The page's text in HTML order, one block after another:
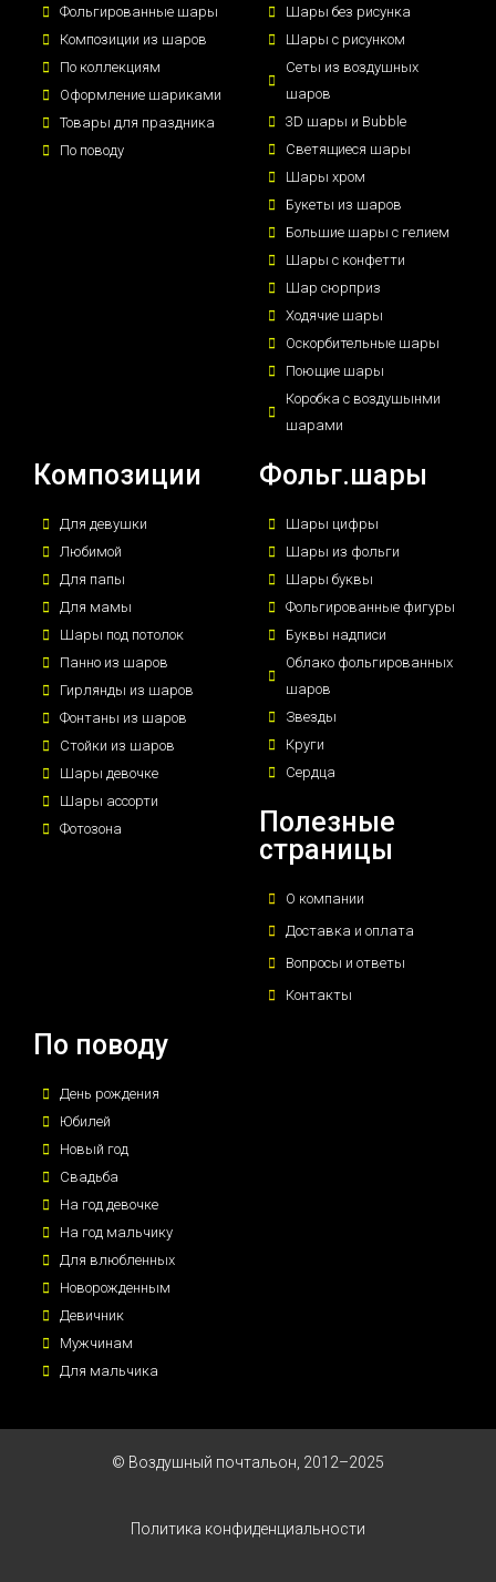
Фольгированные шары
Композиции из шаров
По коллекциям
Оформление шариками
Товары для праздника
По поводу
Шары без рисунка
Шары с рисунком
Сеты из воздушных
шаров
3D шары и Bubble
Светящиеся шары
Шары хром
Букеты из шаров
Большие шары с гелием
Шары с конфетти
Шар сюрприз
Ходячие шары
Оскорбительные шары
Поющие шары
Коробка с воздушынми
шарами
Композиции
Для девушки
Любимой
Для папы
Для мамы
Шары под потолок
Панно из шаров
Гирлянды из шаров
Фонтаны из шаров
Стойки из шаров
Шары девочке
Шары ассорти
Фотозона
Фольг.шары
Шары цифры
Шары из фольги
Шары буквы
Фольгированные фигуры
Буквы надписи
Облако фольгированных
шаров
Звезды
Круги
Сердца
Полезные
страницы
О компании
Доставка и оплата
Вопросы и ответы
Контакты
По поводу
День рождения
Юбилей
Новый год
Свадьба
На год девочке
На год мальчику
Для влюбленных
Новорожденным
Девичник
Мужчинам
Для мальчика
© Воздушный почтальон, 2012–2025
Политика конфиденциальности